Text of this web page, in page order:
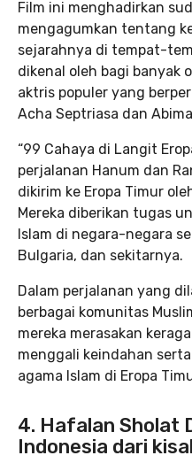
Film ini menghadirkan
mengagumkan tentang
sejarahnya di tempat-
dikenal oleh bagi banyak
aktris populer yang
Acha Septriasa dan
“99 Cahaya di Langit
perjalanan Hanum dan
dikirim ke Eropa Timur
Mereka diberikan tugas
Islam di negara-negara
Bulgaria, dan sekitarnya.
Dalam perjalanan yang
berbagai komunitas
mereka merasakan
menggali keindahan
agama Islam di Eropa
4. Hafalan Sholat
Indonesia dari